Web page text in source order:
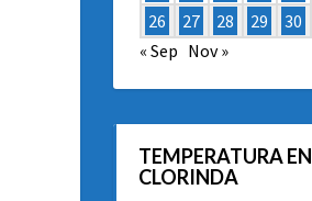
26
27 28 29 30
« Sep Nov »
TEMPERATURA EN
CLORINDA